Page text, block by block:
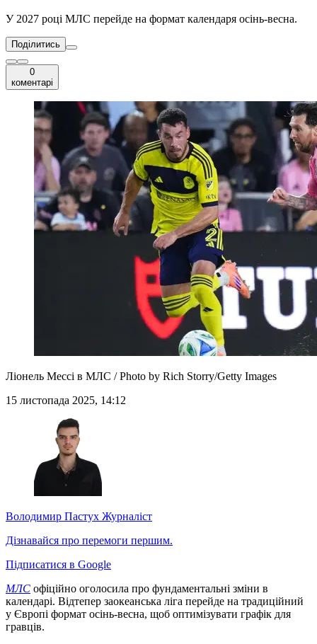
У 2027 році МЛС перейде на формат календаря осінь-весна.
Поділитись
0
коментарі
Ліонель Мессі в МЛС / Photo by Rich Storry/Getty Images
15 листопада 2025, 14:12
Володимир Пастух Журналіст
Дізнавайся про перемоги першим.
Підписатися в Google
МЛС офіційно оголосила про фундаментальні зміни в
календарі. Відтепер заокеанська ліга перейде на традиційний
у Європі формат осінь-весна, щоб оптимізувати графік для
гравців.